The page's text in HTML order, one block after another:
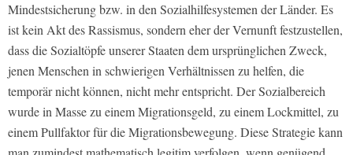
Mindestsicherung bzw. in den Sozialhilfesystemen der Länder. Es
ist kein Akt des Rassismus, sondern eher der Vernunft festzustellen,
dass die Sozialtöpfe unserer Staaten dem ursprünglichen Zweck,
jenen Menschen in schwierigen Verhältnissen zu helfen, die
temporär nicht können, nicht mehr entspricht. Der Sozialbereich
wurde in Masse zu einem Migrationsgeld, zu einem Lockmittel, zu
einem Pullfaktor für die Migrationsbewegung. Diese Strategie kann